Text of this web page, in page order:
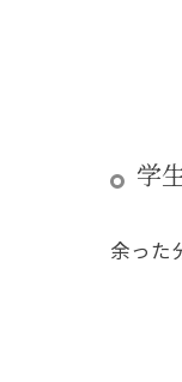
学
余った